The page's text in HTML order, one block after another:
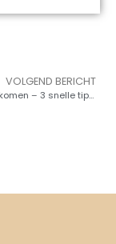
VOLGEND BERICHT
Inbraken voorkomen – 3 snelle tips om de beveiliging van uw huis te vergroten